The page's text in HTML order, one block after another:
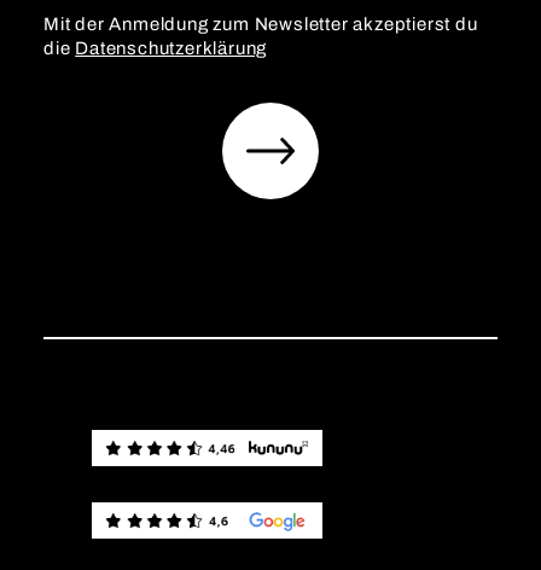
Mit der Anmeldung zum Newsletter akzeptierst du
die Datenschutzerklärung